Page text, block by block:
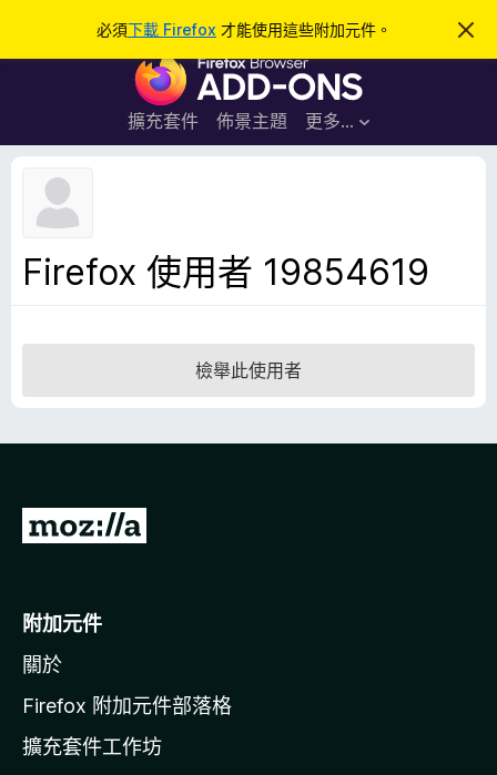
必須下載 Firefox 才能使用這些附加元件。
忽
此
F
r
e
瀏
加
元
擴充套件 佈景主題 更多…
登入
Firefox 使用者 19854619
檢舉此使用者
前
o
i
l
a
附加元件
關於
Firefox 附加元件部落格
擴充套件工作坊